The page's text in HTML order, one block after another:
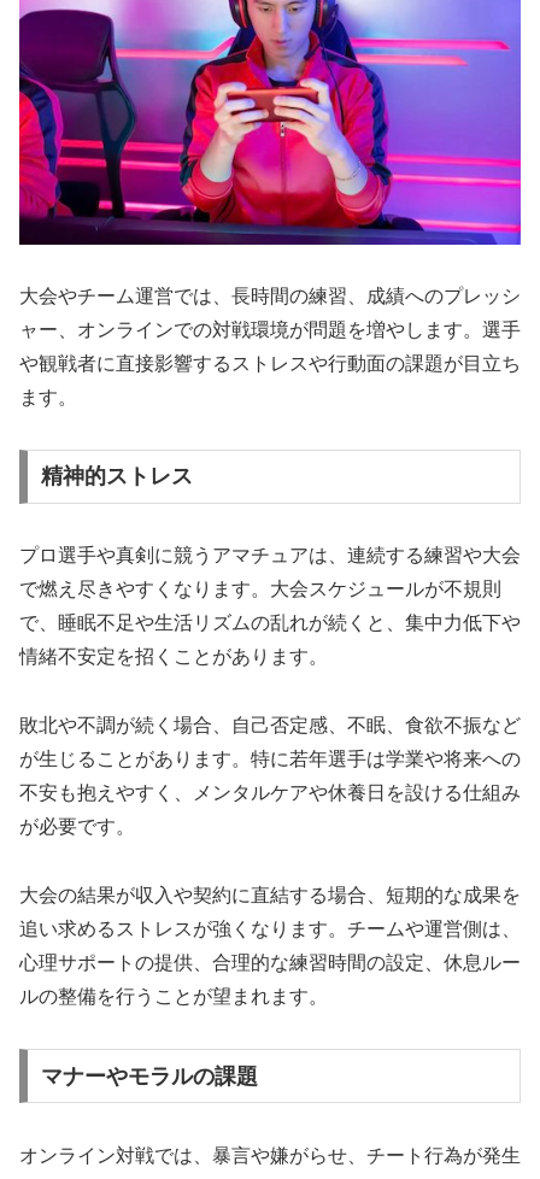
大会やチーム運営では、長時間の練習、成績へのプレッシ
ャー、オンラインでの対戦環境が問題を増やします。選手
や観戦者に直接影響するストレスや行動面の課題が目立ち
ます。
精神的ストレス
プロ選手や真剣に競うアマチュアは、連続する練習や大会
で燃え尽きやすくなります。大会スケジュールが不規則
で、睡眠不足や生活リズムの乱れが続くと、集中力低下や
情緒不安定を招くことがあります。
敗北や不調が続く場合、自己否定感、不眠、食欲不振など
が生じることがあります。特に若年選手は学業や将来への
不安も抱えやすく、メンタルケアや休養日を設ける仕組み
が必要です。
大会の結果が収入や契約に直結する場合、短期的な成果を
追い求めるストレスが強くなります。チームや運営側は、
心理サポートの提供、合理的な練習時間の設定、休息ルー
ルの整備を行うことが望まれます。
マナーやモラルの課題
オンライン対戦では、暴言や嫌がらせ、チート行為が発生